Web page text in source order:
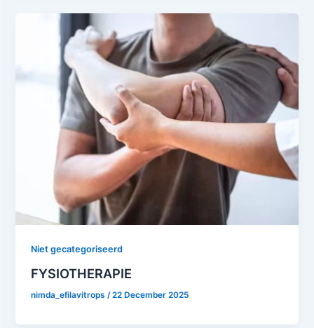
Niet gecategoriseerd
FYSIOTHERAPIE
nimda_efilavitrops /22 December 2025